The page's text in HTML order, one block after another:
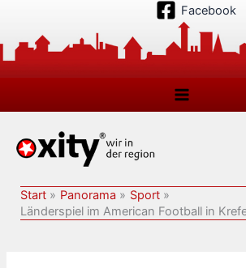
springen
Facebook
Start Panorama
Sport
Länderspiel im American Football in